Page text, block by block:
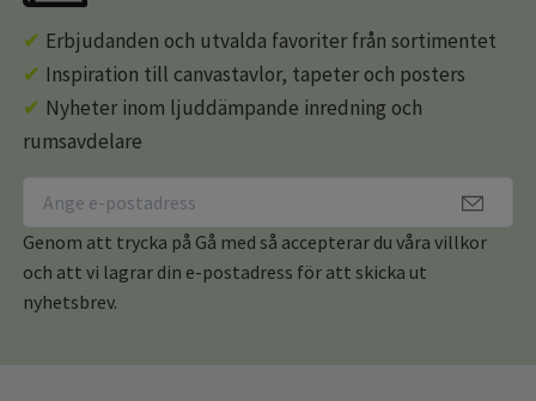
✔ Erbjudanden och utvalda favoriter från sortimentet
✔ Inspiration till canvastavlor, tapeter och posters
✔ Nyheter inom ljuddämpande inredning och
rumsavdelare
Genom att trycka på Gå med så accepterar du våra villkor
och att vi lagrar din e-postadress för att skicka ut
nyhetsbrev.